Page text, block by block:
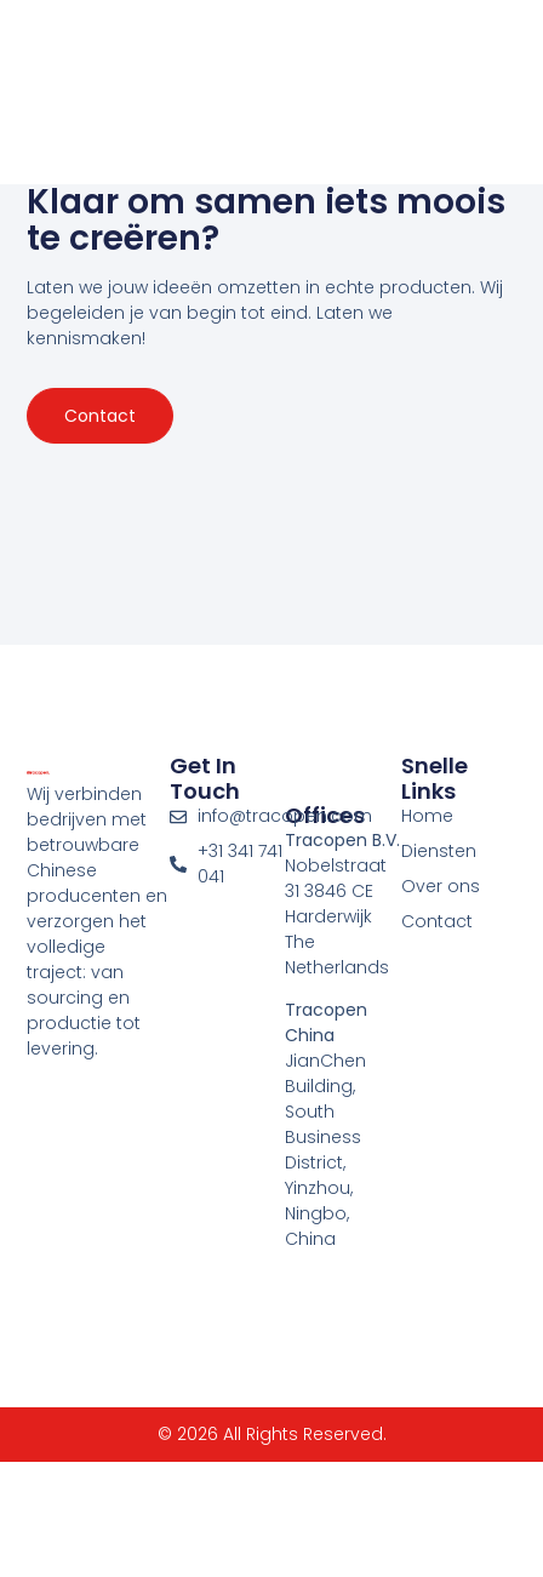
Klaar om samen iets moois
te creëren?
Laten we jouw ideeën omzetten in echte producten. Wij
begeleiden je van begin tot eind. Laten we
kennismaken!
Contact
Wij verbinden
bedrijven met
betrouwbare
Chinese
producenten en
verzorgen het
volledige
traject: van
sourcing en
productie tot
levering.
Snelle
Links
Home
Diensten
Over ons
Contact
Offices
Tracopen B.V.
Nobelstraat
31 3846 CE
Harderwijk
The
Netherlands
Tracopen
China
JianChen
Building,
South
Business
District,
Yinzhou,
Ningbo,
China
Get In
Touch
info@tracopen.com
+31 341 741
041
© 2026 All Rights Reserved.